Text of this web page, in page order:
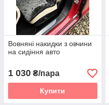
Вовняні накидки з овчини
на сидіння авто
1 030 ₴/пара
Купити